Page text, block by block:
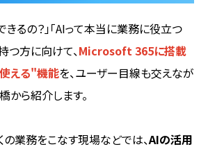
るの？」「AIって本当に業務に役立つ
つ方に向けて、Microsoft 365に搭載
える"機能を、ユーザー目線も交えなが
から紹介します。
業務をこなす現場などでは、AIの活用